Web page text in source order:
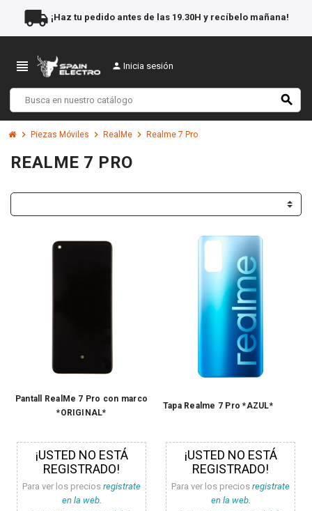
local_shipping ¡Haz tu pedido antes de las 19.30H y recíbelo mañana!
view_headline person Inicia sesión
search
chevron_right Piezas Móviles chevron_right RealMe chevron_right Realme 7 Pro
REALME 7 PRO
Pantall RealMe 7 Pro con marco
*ORIGINAL*
¡USTED NO ESTÁ
REGISTRADO!
Para ver los precios registrate
en la web.
Tapa Realme 7 Pro *AZUL*
¡USTED NO ESTÁ
REGISTRADO!
Para ver los precios registrate
en la web.